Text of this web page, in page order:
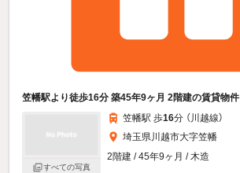
笠幡駅より徒歩16分 築45年9ヶ月 2階建の賃貸物件
すべての写真
笠幡駅 歩16分 （川越線）
埼玉県川越市大字笠幡
2階建 / 45年9ヶ月 / 木造